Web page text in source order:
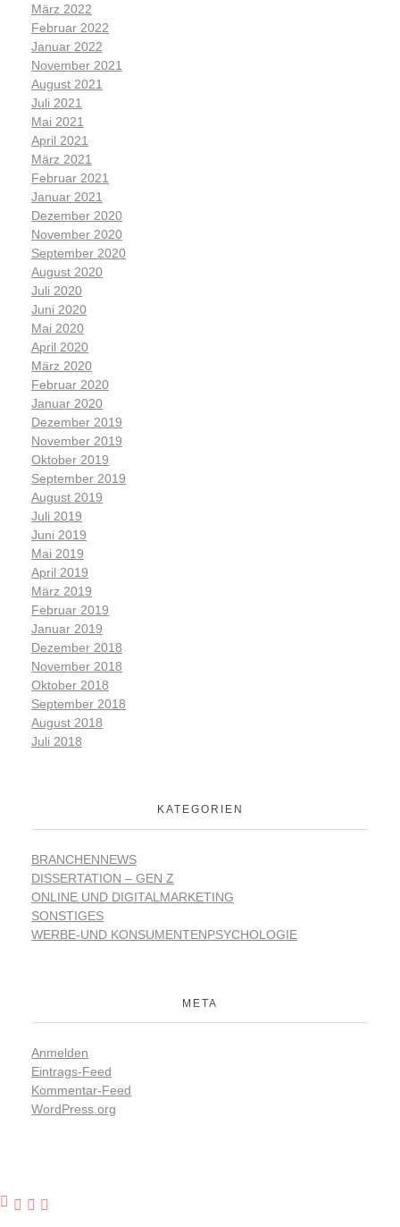
März 2022
Februar 2022
Januar 2022
November 2021
August 2021
Juli 2021
Mai 2021
April 2021
März 2021
Februar 2021
Januar 2021
Dezember 2020
November 2020
September 2020
August 2020
Juli 2020
Juni 2020
Mai 2020
April 2020
März 2020
Februar 2020
Januar 2020
Dezember 2019
November 2019
Oktober 2019
September 2019
August 2019
Juli 2019
Juni 2019
Mai 2019
April 2019
März 2019
Februar 2019
Januar 2019
Dezember 2018
November 2018
Oktober 2018
September 2018
August 2018
Juli 2018
KATEGORIEN
BRANCHENNEWS
DISSERTATION – GEN Z
ONLINE UND DIGITALMARKETING
SONSTIGES
WERBE-UND KONSUMENTENPSYCHOLOGIE
META
Anmelden
Eintrags-Feed
Kommentar-Feed
WordPress.org